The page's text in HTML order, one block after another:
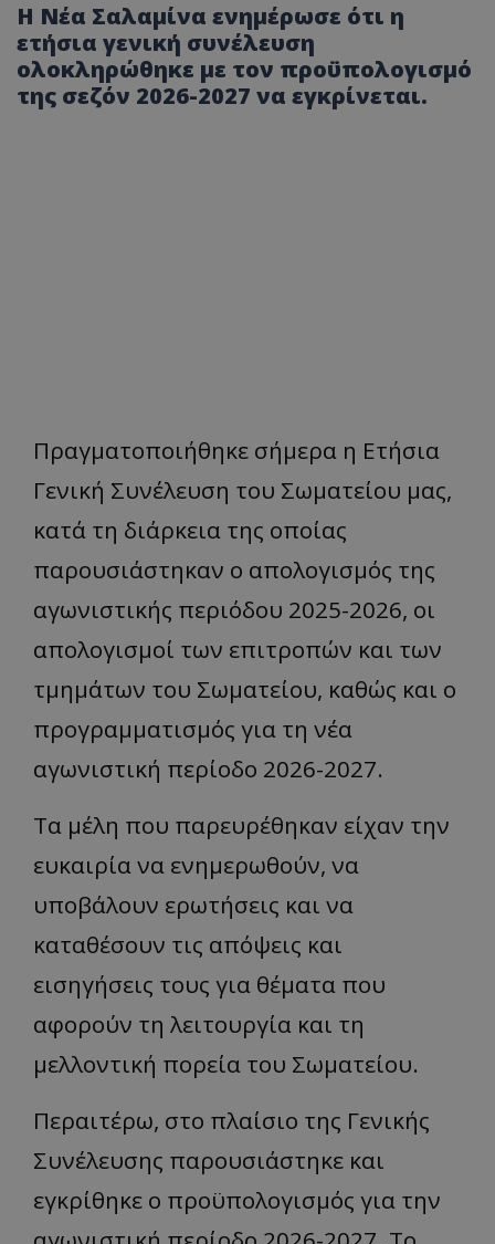
H Νέα Σαλαμίνα ενημέρωσε ότι η
ετήσια γενική συνέλευση
ολοκληρώθηκε με τον προϋπολογισμό
της σεζόν 2026-2027 να εγκρίνεται.
Πραγματοποιήθηκε σήμερα η Ετήσια
Γενική Συνέλευση του Σωματείου μας,
κατά τη διάρκεια της οποίας
παρουσιάστηκαν ο απολογισμός της
αγωνιστικής περιόδου 2025-2026, οι
απολογισμοί των επιτροπών και των
τμημάτων του Σωματείου, καθώς και ο
προγραμματισμός για τη νέα
αγωνιστική περίοδο 2026-2027.
Τα μέλη που παρευρέθηκαν είχαν την
ευκαιρία να ενημερωθούν, να
υποβάλουν ερωτήσεις και να
καταθέσουν τις απόψεις και
εισηγήσεις τους για θέματα που
αφορούν τη λειτουργία και τη
μελλοντική πορεία του Σωματείου.
Περαιτέρω, στο πλαίσιο της Γενικής
Συνέλευσης παρουσιάστηκε και
εγκρίθηκε ο προϋπολογισμός για την